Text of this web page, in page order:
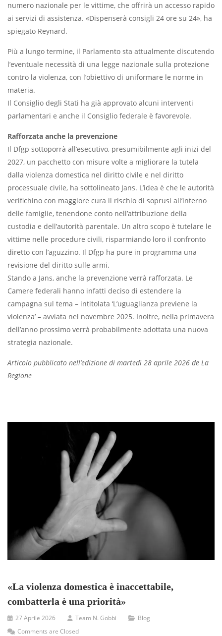
numero nazionale per le vittime, che offrirà un accesso rapido
ai servizi di assistenza. «Dispenserà consigli 24 ore su 24», ha
spiegato Reynard.
Più a lungo termine, il Parlamento sta attualmente discutendo
l’eventuale necessità di una legge nazionale sulla protezione
contro la violenza, con l’obiettivo di uniformare le norme in
materia.
Il Consiglio degli Stati ha già approvato alcuni interventi
parlamentari e anche il Consiglio federale è favorevole.
Rafforzata anche la prevenzione
Il Dfgp sottoporrà all’esecutivo, presumibilmente agli inizi del
2027, un pacchetto con misure volte a migliorare la tutela
dalla violenza domestica nel diritto civile e nel diritto
processuale civile, ha sottolineato Jans. L’idea è che le autorità
verifichino con maggiore cura il rischio di soprusi all’interno
delle famiglie, tenendone conto nell’attribuzione della
custodia e dell’autorità parentale. Un altro scopo è tutelare le
vittime nelle procedure civili, risparmiando loro il confronto
diretto con l’aguzzino. Il Dfgp ha pure in programma una
revisione del diritto sulle armi.
Stando a Jans, anche la prevenzione verrà rafforzata. Le
Camere federali hanno infatti deciso di estendere la
campagna sul tema – intitolata ‘L’uguaglianza previene la
violenza’ – avviata nel novembre 2025. Inoltre, nella primavera
dell’anno prossimo verrà probabilmente adottata una nuova
strategia nazionale.
Articolo pubblicato nell’edizione di martedì 28 aprile 2026 de La
Regione
«La violenza domestica è inaccettabile,
combatterla è una priorità»
27 Aprile 2026 Team N. Gobbi
Blog
Comments are Closed